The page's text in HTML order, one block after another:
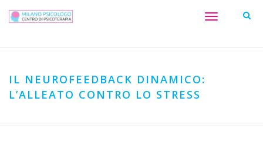
Toggle
IL NEUROFEEDBACK DINAMICO:
L’ALLEATO CONTRO LO STRESS